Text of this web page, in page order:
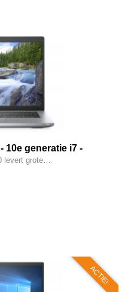
10e generatie i7 -
Thunderbold - HDMI -
levert grote…
ACTIE!